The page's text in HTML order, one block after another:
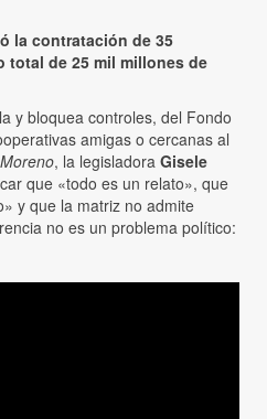
la contratación de 35
total de 25 mil millones de
y bloquea controles, del Fondo
amigas o cercanas al
, la legisladora Gisele
que «todo es un relato», que
y que la matriz no admite
no es un problema político: